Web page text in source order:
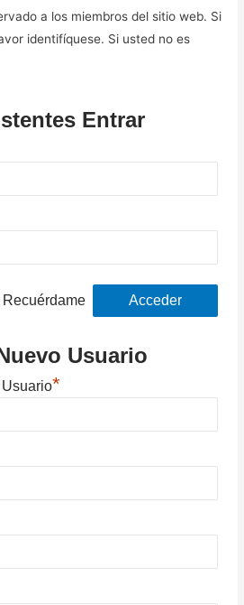
a los miembros del sitio web. Si
identifíquese. Si usted no es
Entrar
Recuérdame
Usuario
*